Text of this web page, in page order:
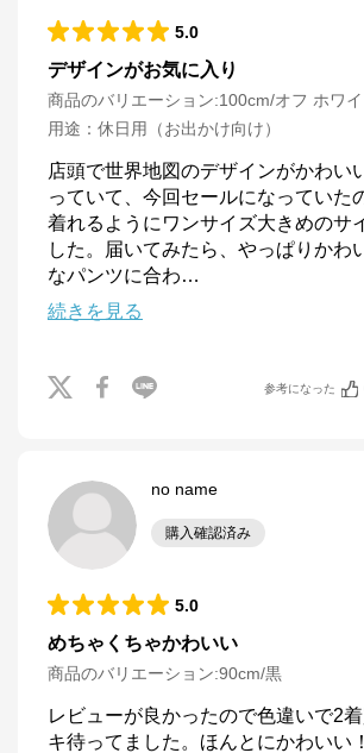
5.0
デザインがお気に入り
商品のバリエーション:100cm/オフ ホワイ
用途 ： 休日用（お出かけ向け）
店頭で世界地図のデザインがかわい
っていて、今回セールになっていた
着れるようにワンサイズ大きめのサ
した。届いてみたら、やっぱりかわ
なパンツに合わ…
続きを見る
参考になった
no name
購入確認済み
5.0
めちゃくちゃかわいい
商品のバリエーション:90cm/黒
レビューが良かったので色違いで2
キ待ってました。ほんとにかわいい